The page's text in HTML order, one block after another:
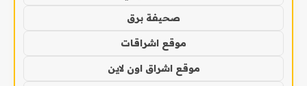
صحيفة برق
موقع اشراقات
موقع اشراق اون لاين